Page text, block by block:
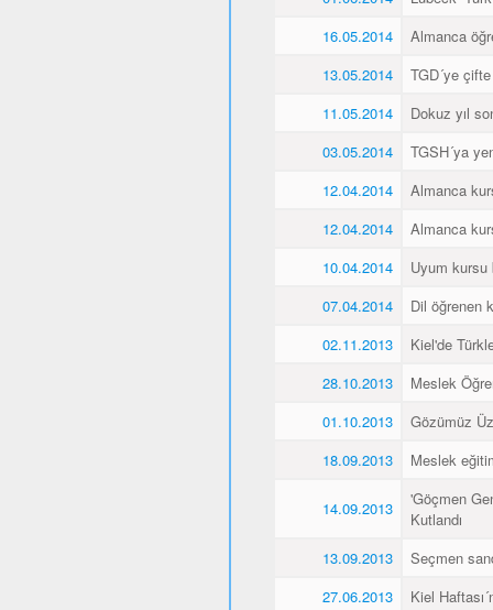
16.05.2014
Almanca
13.05.2014
TGD´ye
11.05.2014
Dokuz yıl
03.05.2014
TGSH´ya
12.04.2014
Almanca
12.04.2014
Almanca
10.04.2014
Uyum kursu
07.04.2014
Dil öğrenen
02.11.2013
Kiel'de
28.10.2013
Meslek
01.10.2013
Gözümüz
18.09.2013
Meslek
14.09.2013
'Göçmen
Kutlandı
13.09.2013
Seçmen
27.06.2013
Kiel